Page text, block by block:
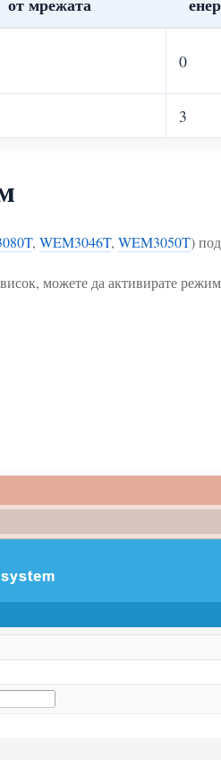
0
3
, WEM3046T, WEM3050T)
можете да активирате